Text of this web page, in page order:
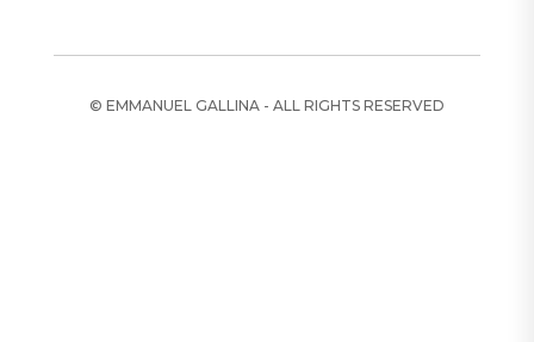
© EMMANUEL GALLINA - ALL RIGHTS RESERVED